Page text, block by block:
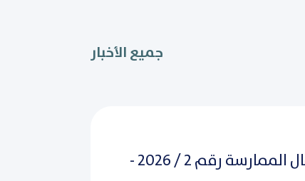
جميع الأخبار
تمديد اقفال الممارسة رقم 2 / 2026 -